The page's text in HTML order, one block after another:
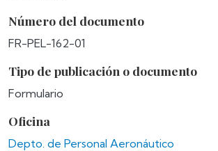
Número del documento
FR-PEL-162-01
Tipo de publicación o documento
Formulario
Oficina
Depto. de Personal Aeronáutico